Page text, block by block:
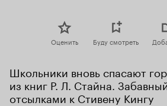
Оценить Буду смотреть
Школьники вновь спасают
из книг Р. Л. Стайна.
отсылками к Стивену Кингу